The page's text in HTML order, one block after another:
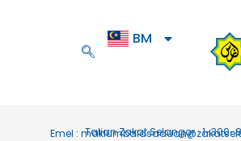
BM
EN
Talian Zakat Selangor : 1-300-
Emel :